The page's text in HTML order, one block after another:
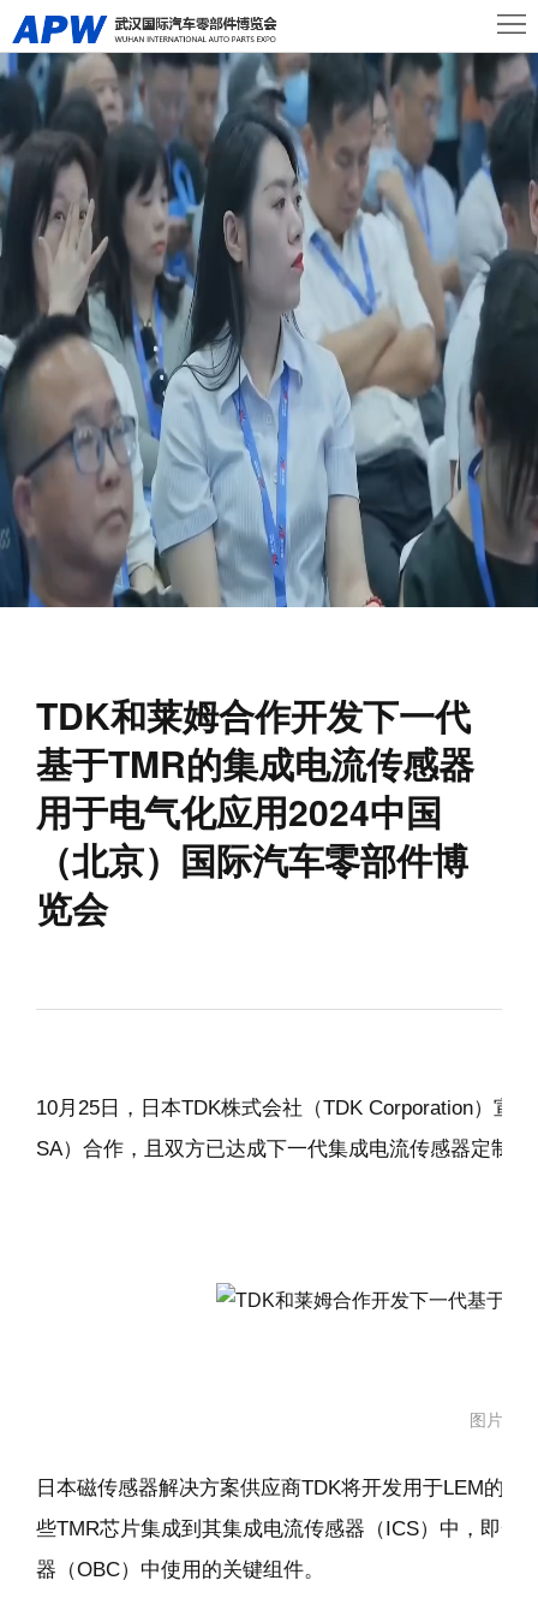
首
页
关
于
展
会
展
商
中
观
众
心
活
及
闻
联
们
TDK和莱姆合作开发下一代
基于TMR的集成电流传感器
用于电气化应用2024中国
（北京）国际汽车零部件博
览会
10月25日，日本TDK株式会社（TDK Corporation）宣
SA）合作，且双方已达成下一代集成电流传感器定制
图片来
日本磁传感器解决方案供应商TDK将开发用于LEM的
些TMR芯片集成到其集成电流传感器（ICS）中，即一
器（OBC）中使用的关键组件。